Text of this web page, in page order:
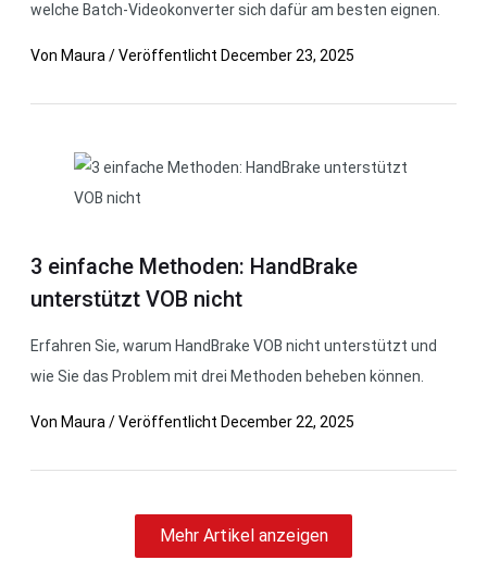
welche Batch-Videokonverter sich dafür am besten eignen.
Von Maura /Veröffentlicht December 23, 2025
3 einfache Methoden: HandBrake
unterstützt VOB nicht
Erfahren Sie, warum HandBrake VOB nicht unterstützt und
wie Sie das Problem mit drei Methoden beheben können.
Von Maura /Veröffentlicht December 22, 2025
Mehr Artikel anzeigen